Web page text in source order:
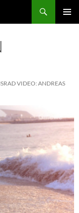
VIDEO: ANDREAS